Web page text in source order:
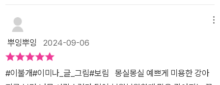
다 추워서 벌벌 떠는 모습이 안쓰럽고 미안했어요. 뜨거운 한여름
에도 털을 깎은 토토는 이불 속에 파고들어 곤한 잠을 잤습니다.
털이 밀려 버린 이불개처럼 삶에 찾아오는 갑작스러운 한파에 누
군가 빌려주는 이불 한 자락에 대해 생각했어요. 주는 마음은 한
번 태어나면 사라지지 않고 이곳에서 저곳으로 우리가 사는 이 땅
인해 이불개 자신도 행복해지는 모습을 보여줍니다.그러나 이야
기는 예상치 못한 방향으로 전개됩니다. 이불개의 소중한 '이불',
즉 털이 깎여나가면서 이불개는 추위에 떨게 됩니다. 이 장면은
고통을 함께 공감하게 합니다. 하지만 이불개가 혼자가 아님을 알
뿌잉뿌잉 2024-09-06
#이불개#이미나_글_그림#보림 몽실몽실 예쁘게 미용한 강아